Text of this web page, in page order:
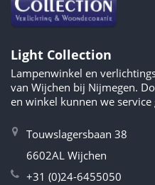
Light Collection
Lampenwinkel en
van Wijchen bij Nijmegen.
en winkel kunnen we
Touwslagersbaan 38
6602AL Wijchen
+31 (0)24-6455050